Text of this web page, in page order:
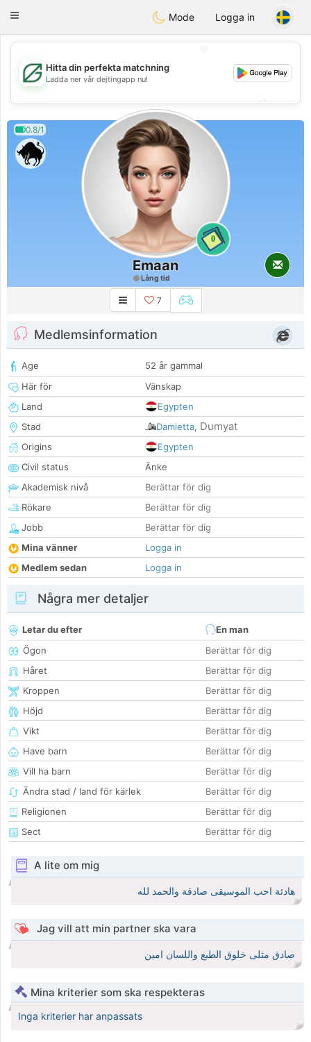
GulfDating
Toggle
Mode Logga in
💖
💕
Hitta din perfekta matchning
Ladda ner vår dejtingapp nu!
0.8/1
0
Emaan
Lång tid
7
Medlemsinformation
Age
52 år gammal
Här för
Vänskap
Land
Egypten
Stad
Damietta, Dumyat
Origins
Egypten
Civil status
Änke
Akademisk nivå
Berättar för dig
Rökare
Berättar för dig
Jobb
Berättar för dig
Mina vänner
Logga in
Medlem sedan
Logga in
Några mer detaljer
Letar du efter
En man
Ögon
Berättar för dig
Håret
Berättar för dig
Kroppen
Berättar för dig
Höjd
Berättar för dig
Vikt
Berättar för dig
Have barn
Berättar för dig
Vill ha barn
Berättar för dig
Ändra stad / land för kärlek
Berättar för dig
Religionen
Berättar för dig
Sect
Berättar för dig
A lite om mig
هادئة احب الموسيقى صادقة والحمد لله
Jag vill att min partner ska vara
صادق مثلى خلوق الطبع واللسان امين
Mina kriterier som ska respekteras
Inga kriterier har anpassats